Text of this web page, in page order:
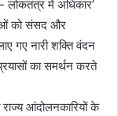
लोकतंत्र में अधिकार’
को संसद और
गए नारी शक्ति वंदन
का समर्थन करते
आंदोलनकारियों के